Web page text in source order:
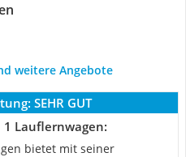
weitere Angebote
SEHR GUT
1 Lauflernwagen:
bietet mit seiner